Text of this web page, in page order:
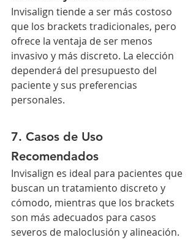
Invisalign tiende a ser más costoso
que los brackets tradicionales, pero
ofrece la ventaja de ser menos
invasivo y más discreto. La elección
dependerá del presupuesto del
paciente y sus preferencias
personales.
7. Casos de Uso
Recomendados
Invisalign es ideal para pacientes que
buscan un tratamiento discreto y
cómodo, mientras que los brackets
son más adecuados para casos
severos de maloclusión y alineación.